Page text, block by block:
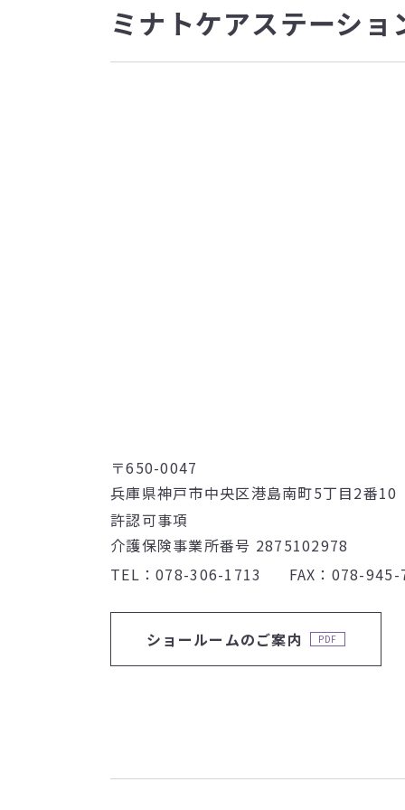
ミナトケアステーショ
〒650-0047
兵庫県神戸市中央区港島南町5丁目2番10
許認可事項
介護保険事業所番号 2875102978
TEL
078-306-1713 FAX 078-945-
ショールームのご案内